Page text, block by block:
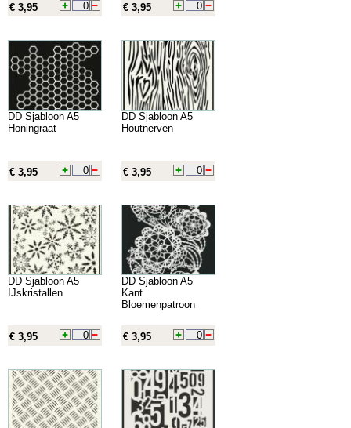
€ 3,95 € 3,95
DD Sjabloon A5
Honingraat
€ 3,95
DD Sjabloon A5
Houtnerven
€ 3,95
DD Sjabloon A5
IJskristallen
€ 3,95
DD Sjabloon A5
Kant
Bloemenpatroon
€ 3,95